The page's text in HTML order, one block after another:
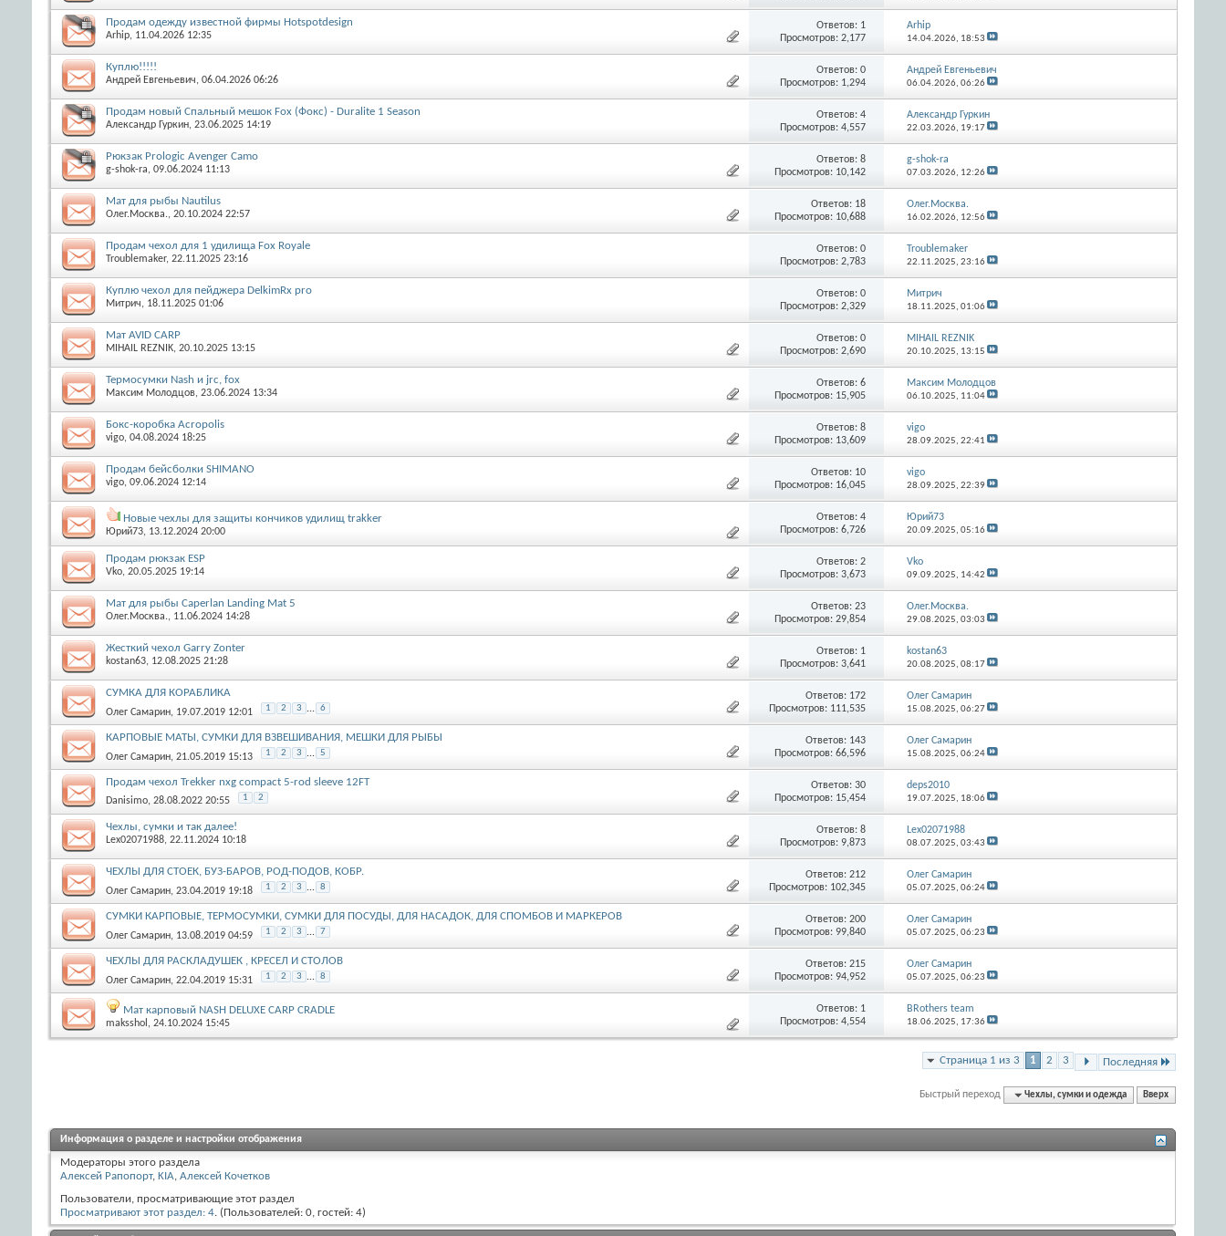
Продам одежду известной фирмы Hotspotdesign
Arhip, 11.04.2026 12:35
Ответов: 1
Просмотров: 2,177
Arhip
14.04.2026, 18:53
Куплю!!!!!
Андрей Евгеньевич, 06.04.2026 06:26
Ответов:0
Просмотров: 1,294
Андрей Евгеньевич
06.04.2026, 06:26
Продам новый Спальный мешок Fox (Фокс) - Duralite 1 Season
Александр Гуркин, 23.06.2025 14:19
Ответов:4
Просмотров: 4,557
Александр Гуркин
22.03.2026, 19:17
Рюкзак Prologic Avenger Camo
g-shok-ra, 09.06.2024 11:13
Ответов:8
Просмотров: 10,142
g-shok-ra
07.03.2026, 12:26
Мат для рыбы Nautilus
Олег.Москва., 20.10.2024 22:57
Ответов: 18
Просмотров: 10,688
Олег.Москва.
16.02.2026, 12:56
Продам чехол для 1 удилища Fox Royale
Troublemaker, 22.11.2025 23:16
Ответов:0
Просмотров: 2,783
Troublemaker
22.11.2025, 23:16
Куплю чехол для пейджера DelkimRx pro
Митрич, 18.11.2025 01:06
Ответов:0
Просмотров: 2,329
Митрич
18.11.2025, 01:06
Мат AVID CARP
MIHAIL REZNIK, 20.10.2025 13:15
Ответов:0
Просмотров: 2,690
MIHAIL REZNIK
20.10.2025, 13:15
Термосумки Nash и jrc, fox
Максим Молодцов, 23.06.2024 13:34
Ответов:6
Просмотров: 15,905
Максим Молодцов
06.10.2025, 11:04
Бокс-коробка Acropolis
vigo, 04.08.2024 18:25
Ответов:8
Просмотров: 13,609
vigo
28.09.2025, 22:41
Продам бейсболки SHIMANO
vigo, 09.06.2024 12:14
Ответов: 10
Просмотров: 16,045
vigo
28.09.2025, 22:39
Новые чехлы для защиты кончиков удилищ trakker
Юрий73, 13.12.2024 20:00
Ответов:4
Просмотров: 6,726
Юрий73
20.09.2025, 05:16
Продам рюкзак ESP
Vko, 20.05.2025 19:14
Ответов:2
Просмотров: 3,673
Vko
09.09.2025, 14:42
Мат для рыбы Caperlan Landing Mat 5
Олег.Москва., 11.06.2024 14:28
Ответов:23
Просмотров: 29,854
Олег.Москва.
29.08.2025, 03:03
Жесткий чехол Garry Zonter
kostan63, 12.08.2025 21:28
Ответов: 1
Просмотров: 3,641
kostan63
20.08.2025, 08:17
СУМКА ДЛЯ КОРАБЛИКА
Олег Самарин, 19.07.2019 12:01 1 2 3 ... 6
Ответов: 172
Просмотров: 111,535
Олег Самарин
15.08.2025, 06:27
КАРПОВЫЕ МАТЫ, СУМКИ ДЛЯ ВЗВЕШИВАНИЯ, МЕШКИ ДЛЯ РЫБЫ
Олег Самарин, 21.05.2019 15:13 1 2 3 ... 5
Ответов: 143
Просмотров: 66,596
Олег Самарин
15.08.2025, 06:24
Продам чехол Trekker nxg compact 5-rod sleeve 12FT
Danisimo, 28.08.2022 20:55 1 2
Ответов:30
Просмотров: 15,454
deps2010
19.07.2025, 18:06
Чехлы, сумки и так далее!
Lex02071988, 22.11.2024 10:18
Ответов:8
Просмотров: 9,873
Lex02071988
08.07.2025, 03:43
ЧЕХЛЫ ДЛЯ СТОЕК, БУЗ-БАРОВ, РОД-ПОДОВ, КОБР.
Олег Самарин, 23.04.2019 19:18 1 2 3 ... 8
Ответов:212
Просмотров: 102,345
Олег Самарин
05.07.2025, 06:24
СУМКИ КАРПОВЫЕ, ТЕРМОСУМКИ, СУМКИ ДЛЯ ПОСУДЫ, ДЛЯ НАСАДОК, ДЛЯ СПОМБОВ И МАРКЕРОВ
Олег Самарин, 13.08.2019 04:59 1 2 3 ... 7
Ответов:200
Просмотров: 99,840
Олег Самарин
05.07.2025, 06:23
ЧЕХЛЫ ДЛЯ РАСКЛАДУШЕК , КРЕСЕЛ И СТОЛОВ
Олег Самарин, 22.04.2019 15:31 1 2 3 ... 8
Ответов:215
Просмотров: 94,952
Олег Самарин
05.07.2025, 06:23
Мат карповый NASH DELUXE CARP CRADLE
maksshol , 24.10.2024 15:45
Ответов: 1
Просмотров: 4,554
BRothers team
18.06.2025, 17:36
Страница 1 из 3 1 2 3 Последняя
Быстрый переход Чехлы, сумки и одежда Вверх
Информация о разделе и настройки отображения
Модераторы этого раздела
Алексей Рапопорт, KIA, Алексей Кочетков
Пользователи, просматривающие этот раздел
Просматривают этот раздел: 4. (Пользователей: 0, гостей: 4)